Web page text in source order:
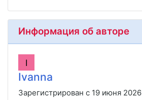
Информация об авторе
I
Ivanna
Зарегистрирован с 19 июня 2026